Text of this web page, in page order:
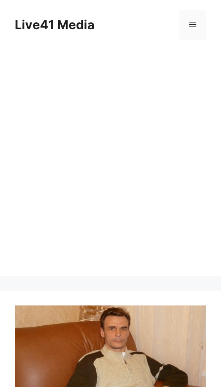
contentLive41 Media Menu